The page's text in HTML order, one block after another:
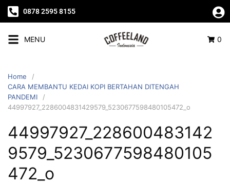
0878 2595 8155
MENU 0
Home
CARA MEMBANTU KEDAI KOPI BERTAHAN DITENGAH
PANDEMI
44997927_2286004831429579_5230677598480105472_o
44997927_228600483142
9579_5230677598480105
472_o